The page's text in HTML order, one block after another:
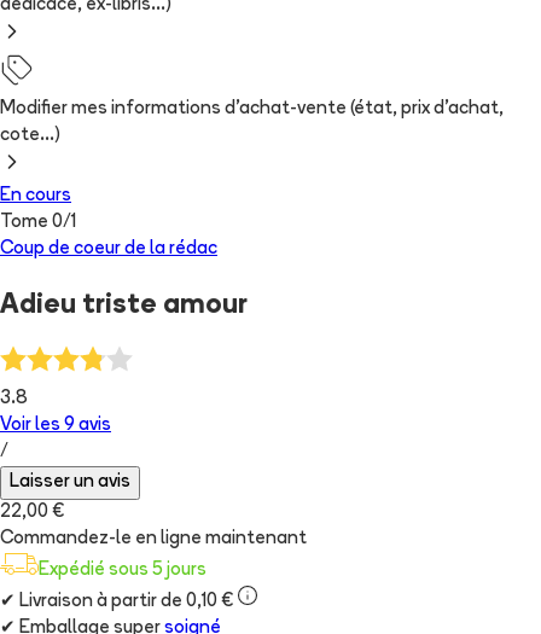
dédicace, ex-libris...)
Modifier mes informations d'achat-vente (état, prix d'achat,
cote...)
En cours
Tome 0/1
Coup de coeur de la rédac
Adieu triste amour
3.8
Voir les 9 avis
/
Laisser un avis
22,00 €
Commandez-le en ligne maintenant
Expédié sous 5 jours
✔ Livraison à partir de 0,10 €
✔ Emballage super soigné